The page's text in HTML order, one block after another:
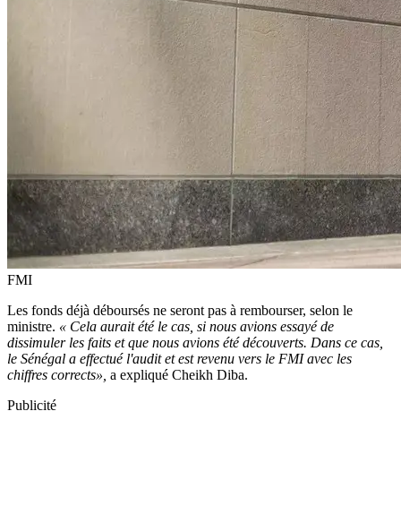
FMI
Les fonds déjà déboursés ne seront pas à rembourser, selon le
ministre. « Cela aurait été le cas, si nous avions essayé de
dissimuler les faits et que nous avions été découverts. Dans ce cas,
le Sénégal a effectué l'audit et est revenu vers le FMI avec les
chiffres corrects», a expliqué Cheikh Diba.
Publicité